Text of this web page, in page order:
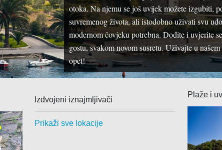
Fotokopiranje
Građevinskim
Informatičke opreme
Izrada nakita
Mješovitom robom
Namještajem
Odjećom i obućom
Otočni proizvod
otoka. Na njemu se još uvijek možete izgubiti,
suvremenog života, ali istodobno uživati svu
modernom čovjeku potrebna. Dođite i uvjerite
gostu, svakom novom susretu. Uživajte u
opet!
Izdvojeni iznajmljivači
Prikaži sve lokacije
Plaže i